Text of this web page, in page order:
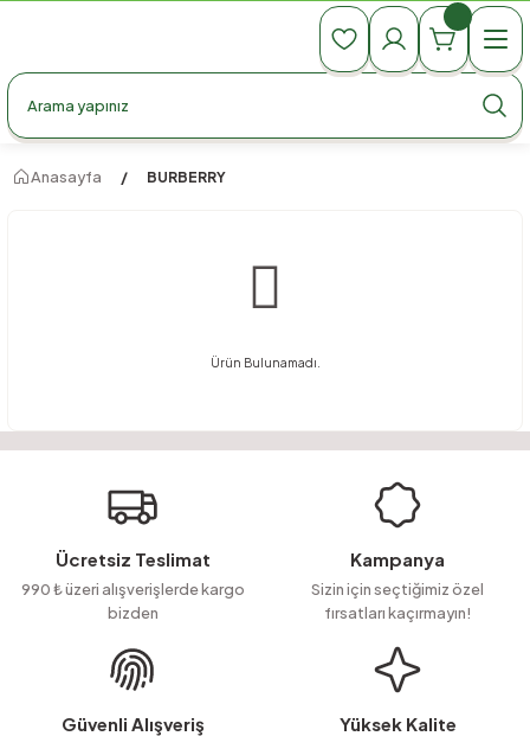
990 TL Üzeri Ücretsiz Kargo
990 TL Üzeri Ücretsiz Kargo
Anasayfa BURBERRY
Ürün Bulunamadı.
Ücretsiz Teslimat
990 ₺ üzeri alışverişlerde kargo
bizden
Kampanya
Sizin için seçtiğimiz özel
fırsatları kaçırmayın!
Güvenli Alışveriş Yüksek Kalite